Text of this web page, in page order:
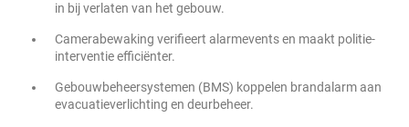
in bij verlaten van het gebouw.
Camerabewaking verifieert alarmevents en maakt politie-
interventie efficiënter.
Gebouwbeheersystemen (BMS) koppelen brandalarm aan
evacuatieverlichting en deurbeheer.